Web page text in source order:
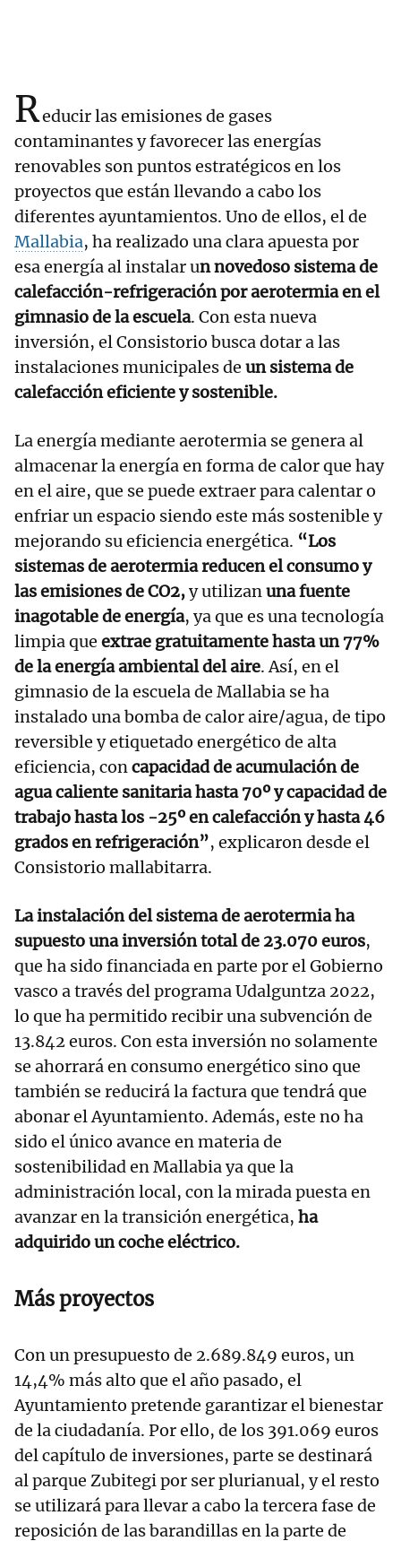
Reducir las emisiones de gases
contaminantes y favorecer las energías
renovables son puntos estratégicos en los
proyectos que están llevando a cabo los
diferentes ayuntamientos. Uno de ellos, el de
Mallabia, ha realizado una clara apuesta por
esa energía al instalar un novedoso sistema de
calefacción-refrigeración por aerotermia en el
gimnasio de la escuela. Con esta nueva
inversión, el Consistorio busca dotar a las
instalaciones municipales de un sistema de
calefacción eficiente y sostenible.
La energía mediante aerotermia se genera al
almacenar la energía en forma de calor que hay
en el aire, que se puede extraer para calentar o
enfriar un espacio siendo este más sostenible y
mejorando su eficiencia energética. “Los
sistemas de aerotermia reducen el consumo y
las emisiones de CO2,y utilizanuna fuente
inagotable de energía, ya que es una tecnología
limpia que extrae gratuitamente hasta un 77%
de la energía ambiental del aire. Así, en el
gimnasio de la escuela de Mallabia se ha
instalado una bomba de calor aire/agua, de tipo
reversible y etiquetado energético de alta
eficiencia, concapacidad de acumulación de
agua caliente sanitaria hasta 70º y capacidad de
trabajo hasta los -25º en calefacción y hasta 46
grados en refrigeración”, explicaron desde el
Consistorio mallabitarra.
La instalación del sistema de aerotermia ha
supuesto una inversión total de 23.070 euros,
que ha sido financiada en parte por el Gobierno
vasco a través del programa Udalguntza 2022,
lo que ha permitido recibir una subvención de
13.842 euros. Con esta inversión no solamente
se ahorrará en consumo energético sino que
también se reducirá la factura que tendrá que
abonar el Ayuntamiento. Además, este no ha
sido el único avance en materia de
sostenibilidad en Mallabia ya que la
administración local, con la mirada puesta en
avanzar en la transición energética, ha
adquirido un coche eléctrico.
Más proyectos
Con un presupuesto de 2.689.849 euros, un
14,4% más alto que el año pasado, el
Ayuntamiento pretende garantizar el bienestar
de la ciudadanía. Por ello, de los 391.069 euros
del capítulo de inversiones, parte se destinará
al parque Zubitegi por ser plurianual, y el resto
se utilizará para llevar a cabo la tercera fase de
reposición de las barandillas en la parte de